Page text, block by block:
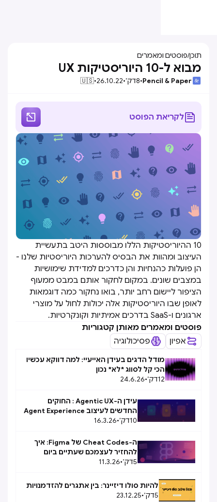
תוכן/פוסטים ומאמרים
מבוא ל-10 היוריסטיקות UX
Pencil & Paper
•
8דק׳•
26.10.22
•
🇺🇸
לקריאת הפוסט 
10 ההיוריסטיקות הללו מבוססות היטב בתעשיית
העיצוב ומהוות את הבסיס להערכות היוריסטיות שלנו -
הן פועלות כהנחיות והן כדרכים למדידת שימושיות
במצבים שונים. במקום לחקור אותם במבט ממעוף
הציפור ליישום רחב יותר, בואו נחקור כמה דוגמאות
לאופן שבו היוריסטיקות אלה יכולות לחול על מוצרי
ארגונים ו-SaaS בדרכים אמיתיות וקונקרטיות.
פוסטים ומאמרים מאותן קטגוריות
אפיון
פסיכולוגיה
מודל הדגים בעידן האייעיי: למה דווקא עכשיו
הכי קל לסווג *לא* נכון
12דק׳•
24.6.26
עידן ה-Agentic UX : החוקים
החדשים לעיצוב Agent Experience
(AX)
10דק׳•
16.3.26
ה-Cheat Codes של Figma: איך
להחזיר לעצמכם שעתיים ביום
5דק׳•
11.3.26
להיות סולו דיזיינר: בין אתגרים להזדמנויות
5דק׳•
23.12.25